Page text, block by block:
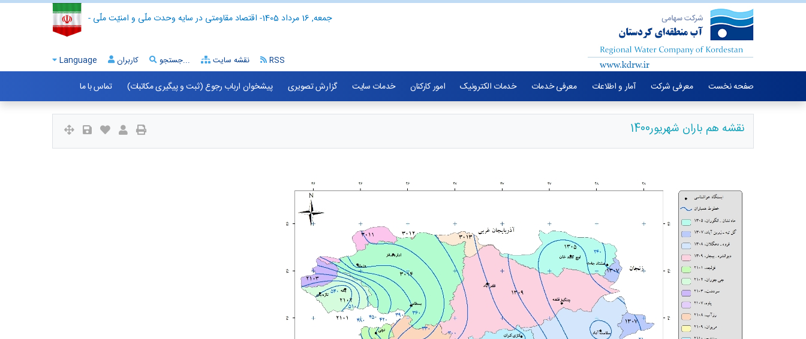
- اقتصاد مقاومتی در سایه وحدت ملّی و امنیّت ملّی - جمعه, 16 مرداد 1405
Language کاربران جستجو... نقشه سایت RSS
صفحه نخست معرفی شرکت آمار و اطلاعات معرفی خدمات خدمات الکترونیک امور کارکنان خدمات سایت گزارش تصویری پیشخوان ارباب رجوع (ثبت و پیگیری مکاتبات) تماس با ما
نقشه هم باران شهریور1400